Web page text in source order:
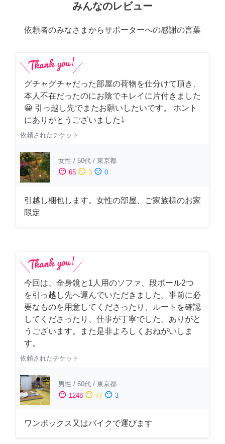
みんなのレビュー
依頼者のみなさまからサポーターへの感謝の言葉
グチャグチャだった部屋の荷物を仕分けて頂き、
本人不在だったのにお陰でキレイに片付きました
😀 引っ越し先でまたお願いしたいです。 ホント
にありがとうございました⤵
依頼されたチケット
女性 / 50代 / 東京都
sentiment_satisfied 65 sentiment_neutral 3 sentiment_dissatisfied 0
引越し梱包します。女性の部屋、ご家族様のお家
限定
今回は、全身鏡と1人用のソファ、段ボール2つ
を引っ越し先へ運んでいただきました。事前に必
要なものを用意してくださったり、ルートを確認
してくださったり、仕事が丁寧でした。ありがと
うございます。また是非よろしくおねがいしま
す。
依頼されたチケット
男性 / 60代 / 東京都
sentiment_satisfied 1248 sentiment_neutral 77 sentiment_dissatisfied 3
ワンボックス又はバイクで運びます